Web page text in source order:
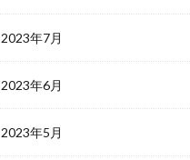
2023年7月
2023年6月
2023年5月